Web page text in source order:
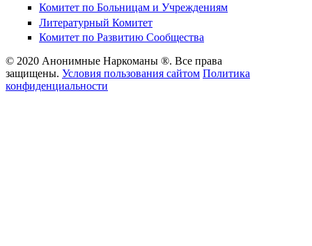
Комитет по Больницам и Учреждениям
Литературный Комитет
Комитет по Развитию Сообщества
© 2020 Анонимные Наркоманы ®. Все права
защищены. Условия пользования сайтом Политика
конфиденциальности